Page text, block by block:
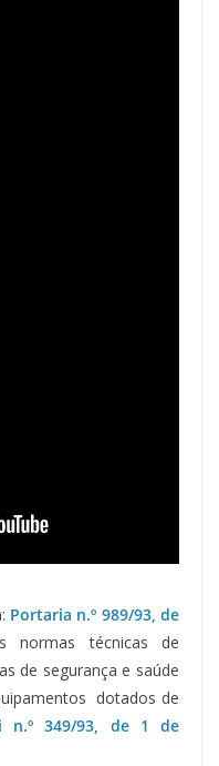
Portaria n.º 989/93, de
normas técnicas de
de segurança e saúde
dotados de
n.º 349/93, de 1 de